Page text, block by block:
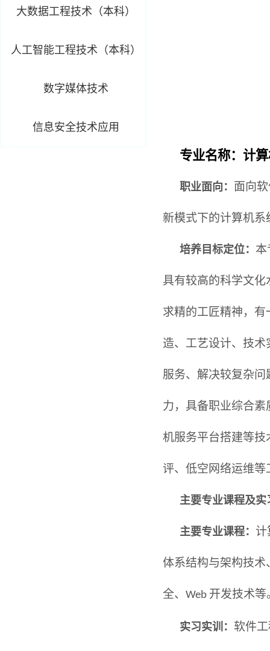
大数据工程技术（本科）
人工智能工程技术（本科）
数字媒体技术
信息安全技术应用
专业名称： 计
职业面向 ： 面向
新模式下的计算机系
培养目标定位： 本
具有较高的科学文
求精的工匠精神，有
造、工艺设计、技
服务、解决较复杂
力，具备职业综合
机服务平台搭建等
评、 低空网络运维等
主要专业课程及实
主要专业课程： 计
体系结构与架构技
全、 Web 开发技术等
实习实训： 软件